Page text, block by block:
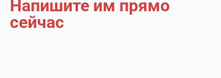
Напишите им прямо
сейчаc